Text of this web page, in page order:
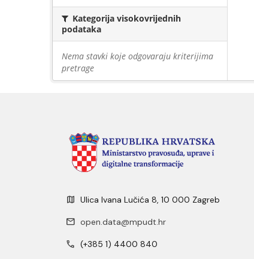
Kategorija visokovrijednih
podataka
Nema stavki koje odgovaraju kriterijima
pretrage